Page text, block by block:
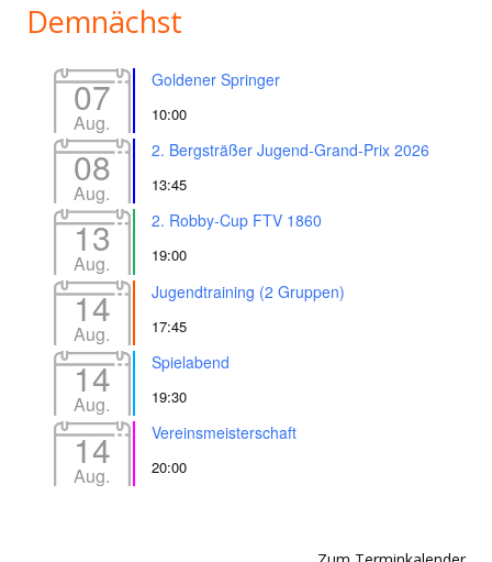
Demnächst
07
Aug.
Goldener Springer
10:00
08
Aug.
2. Bergsträßer Jugend-Grand-Prix 2026
13:45
13
Aug.
2. Robby-Cup FTV 1860
19:00
14
Aug.
Jugendtraining (2 Gruppen)
17:45
14
Aug.
Spielabend
19:30
14
Aug.
Vereinsmeisterschaft
20:00